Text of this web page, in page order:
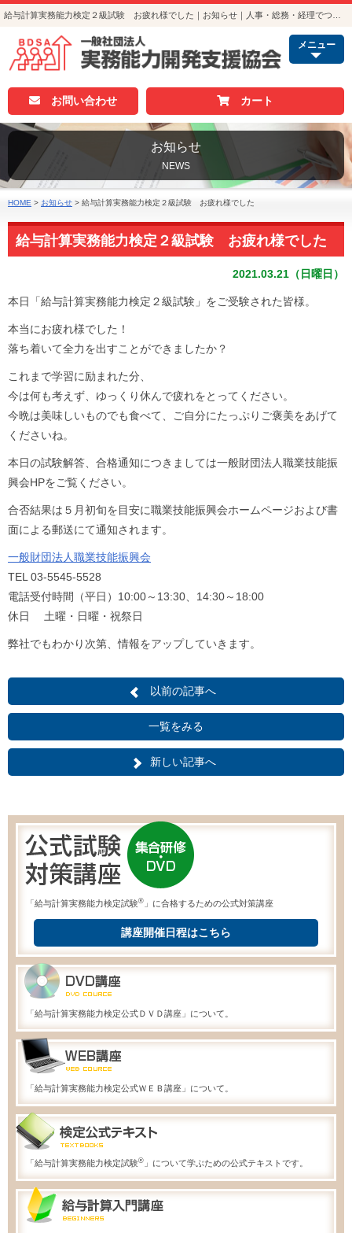
メニュー
お問い合わせ カート
お知らせ
NEWS
HOME > お知らせ > 給与計算実務能力検定２級試験 お疲れ様でした
給与計算実務能力検定２級試験 お疲れ様でした
2021.03.21（日曜日）
本日「給与計算実務能力検定２級試験」をご受験された皆様。
本当にお疲れ様でした！
落ち着いて全力を出すことができましたか？
これまで学習に励まれた分、
今は何も考えず、ゆっくり休んで疲れをとってください。
今晩は美味しいものでも食べて、ご自分にたっぷりご褒美をあげて
くださいね。
本日の試験解答、合格通知につきましては一般財団法人職業技能振
興会HPをご覧ください。
合否結果は５月初旬を目安に職業技能振興会ホームページおよび書
面による郵送にて通知されます。
一般財団法人職業技能振興会
TEL 03-5545-5528
電話受付時間（平日）10:00～13:30、14:30～18:00
休日 土曜・日曜・祝祭日
弊社でもわかり次第、情報をアップしていきます。
以前の記事へ
一覧をみる
新しい記事へ
「給与計算実務能力検定試験® 」に合格するための公式対策講座
講座開催日程はこちら
「給与計算実務能力検定公式ＤＶＤ講座」について。
「給与計算実務能力検定公式ＷＥＢ講座」について。
「給与計算実務能力検定試験® 」について学ぶための公式テキストです。